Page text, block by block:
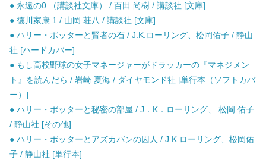
● 永遠の0 （講談社文庫） / 百田 尚樹 / 講談社 [文庫]
● 徳川家康 1 / 山岡 荘八 / 講談社 [文庫]
● ハリー・ポッターと賢者の石 / J.K.ローリング、松岡佑子 / 静山
社 [ハードカバー]
● もし高校野球の女子マネージャーがドラッカーの『マネジメン
ト』を読んだら / 岩崎 夏海 / ダイヤモンド社 [単行本（ソフトカバ
ー）]
● ハリー・ポッターと秘密の部屋 / J．K．ローリング、 松岡 佑子
/ 静山社 [その他]
● ハリー・ポッターとアズカバンの囚人 / J.K.ローリング、松岡佑
子 / 静山社 [単行本]